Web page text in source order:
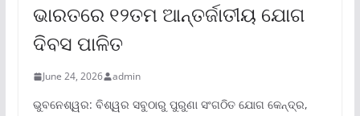
ଭାରତରେ ୧୨ତମ ଆନ୍ତର୍ଜାତୀୟ ଯୋଗ
ଦିବସ ପାଳିତ
June 24, 2026 admin
ଭୁବନେଶ୍ୱର: ବିଶ୍ୱର ସବୁଠାରୁ ପୁରୁଣା ସଂଗଠିତ ଯୋଗ କେନ୍ଦ୍ର,